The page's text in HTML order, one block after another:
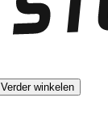
Verder winkelen